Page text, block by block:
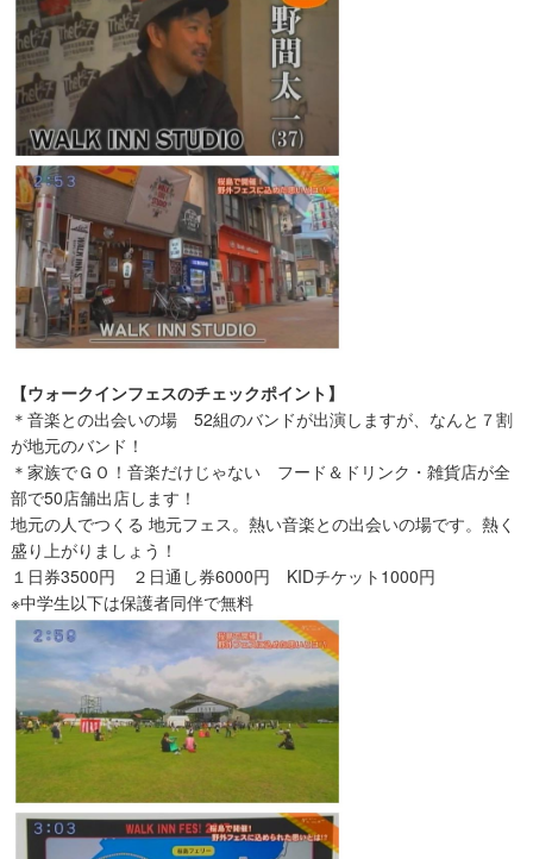
【ウォークインフェスのチェックポイント】
＊音楽との出会いの場 52組のバンドが出演しますが、なんと７割
が地元のバンド！
＊家族でＧＯ！音楽だけじゃない フード＆ドリンク・雑貨店が全
部で50店舗出店します！
地元の人でつくる 地元フェス。熱い音楽との出会いの場です。熱く
盛り上がりましょう！
１日券3500円 ２日通し券6000円 KIDチケット1000円
※中学生以下は保護者同伴で無料